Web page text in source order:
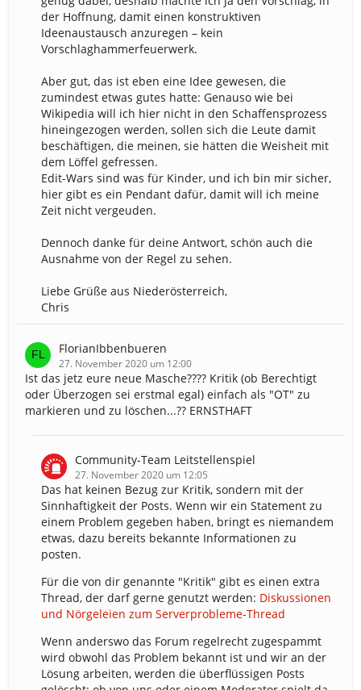
der Hoffnung, damit einen konstruktiven
Ideenaustausch anzuregen – kein
Vorschlaghammerfeuerwerk.
Aber gut, das ist eben eine Idee gewesen, die
zumindest etwas gutes hatte: Genauso wie bei
Wikipedia will ich hier nicht in den Schaffensprozess
hineingezogen werden, sollen sich die Leute damit
beschäftigen, die meinen, sie hätten die Weisheit mit
dem Löffel gefressen.
Edit-Wars sind was für Kinder, und ich bin mir sicher,
hier gibt es ein Pendant dafür, damit will ich meine
Zeit nicht vergeuden.
Dennoch danke für deine Antwort, schön auch die
Ausnahme von der Regel zu sehen.
Liebe Grüße aus Niederösterreich,
Chris
FlorianIbbenbueren
27. November 2020 um 12:00
Ist das jetz eure neue Masche???? Kritik (ob Berechtigt
oder Überzogen sei erstmal egal) einfach als "OT" zu
markieren und zu löschen...?? ERNSTHAFT
Community-Team Leitstellenspiel
27. November 2020 um 12:05
Das hat keinen Bezug zur Kritik, sondern mit der
Sinnhaftigkeit der Posts. Wenn wir ein Statement zu
einem Problem gegeben haben, bringt es niemandem
etwas, dazu bereits bekannte Informationen zu
posten.
Für die von dir genannte "Kritik" gibt es einen extra
Thread, der darf gerne genutzt werden: Diskussionen
und Nörgeleien zum Serverprobleme-Thread
Wenn anderswo das Forum regelrecht zugespammt
wird obwohl das Problem bekannt ist und wir an der
Lösung arbeiten, werden die überflüssigen Posts